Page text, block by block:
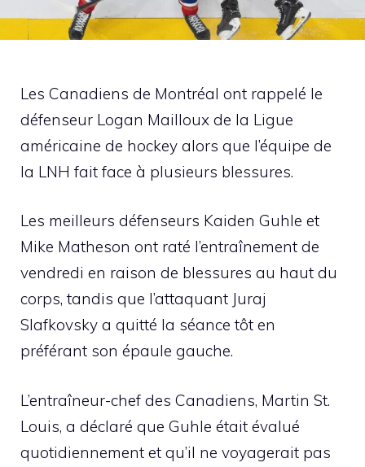
Les Canadiens de Montréal ont rappelé le
défenseur Logan Mailloux de la Ligue
américaine de hockey alors que l’équipe de
la LNH fait face à plusieurs blessures.
Les meilleurs défenseurs Kaiden Guhle et
Mike Matheson ont raté l’entraînement de
vendredi en raison de blessures au haut du
corps, tandis que l’attaquant Juraj
Slafkovsky a quitté la séance tôt en
préférant son épaule gauche.
L’entraîneur-chef des Canadiens, Martin St.
Louis, a déclaré que Guhle était évalué
quotidiennement et qu’il ne voyagerait pas